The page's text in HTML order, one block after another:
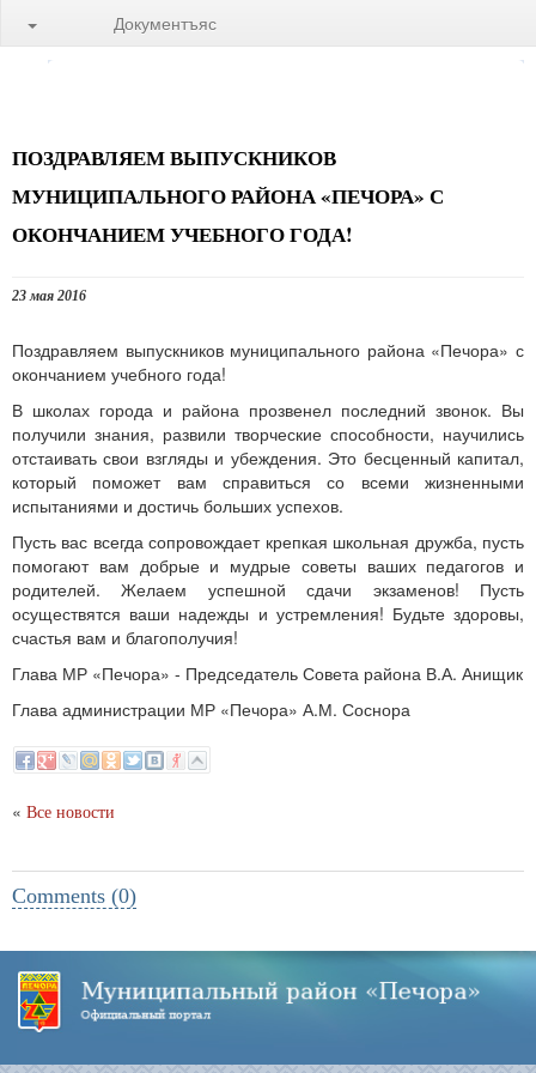
Документъяс
ПОЗДРАВЛЯЕМ ВЫПУСКНИКОВ
МУНИЦИПАЛЬНОГО РАЙОНА «ПЕЧОРА» С
ОКОНЧАНИЕМ УЧЕБНОГО ГОДА!
23 мая 2016
Поздравляем выпускников муниципального района «Печора» с
окончанием учебного года!
В школах города и района прозвенел последний звонок. Вы
получили знания, развили творческие способности, научились
отстаивать свои взгляды и убеждения. Это бесценный капитал,
который поможет вам справиться со всеми жизненными
испытаниями и достичь больших успехов.
Пусть вас всегда сопровождает крепкая школьная дружба, пусть
помогают вам добрые и мудрые советы ваших педагогов и
родителей. Желаем успешной сдачи экзаменов! Пусть
осуществятся ваши надежды и устремления! Будьте здоровы,
счастья вам и благополучия!
Глава МР «Печора» - Председатель Совета района В.А. Анищик
Глава администрации МР «Печора» А.М. Соснора
« Все новости
Comments (0)